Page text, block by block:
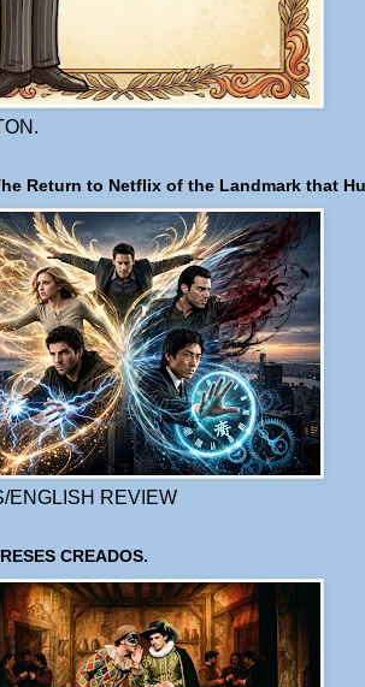
Return to Netflix of the Landmark that
ENGLISH REVIEW
CREADOS.